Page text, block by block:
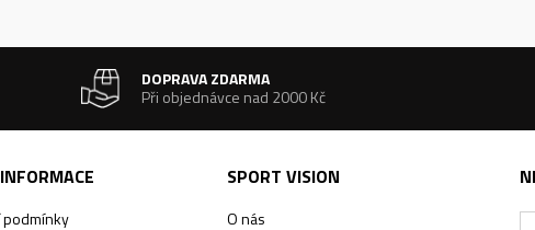
DOPRAVA ZDARMA
Při objednávce nad 2000 Kč
SPORT VISION
O nás